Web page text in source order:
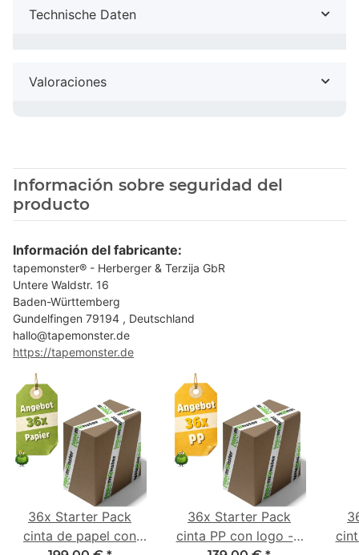
Technische Daten
Valoraciones
Información sobre seguridad del
producto
Información del fabricante:
tapemonster® - Herberger & Terzija GbR
Untere Waldstr. 16
Baden-Württemberg
Gundelfingen 79194 , Deutschland
hallo@tapemonster.de
https://tapemonster.de
36x Starter Pack
cinta de papel con
36x Starter Pack
cinta PP con logo - 1